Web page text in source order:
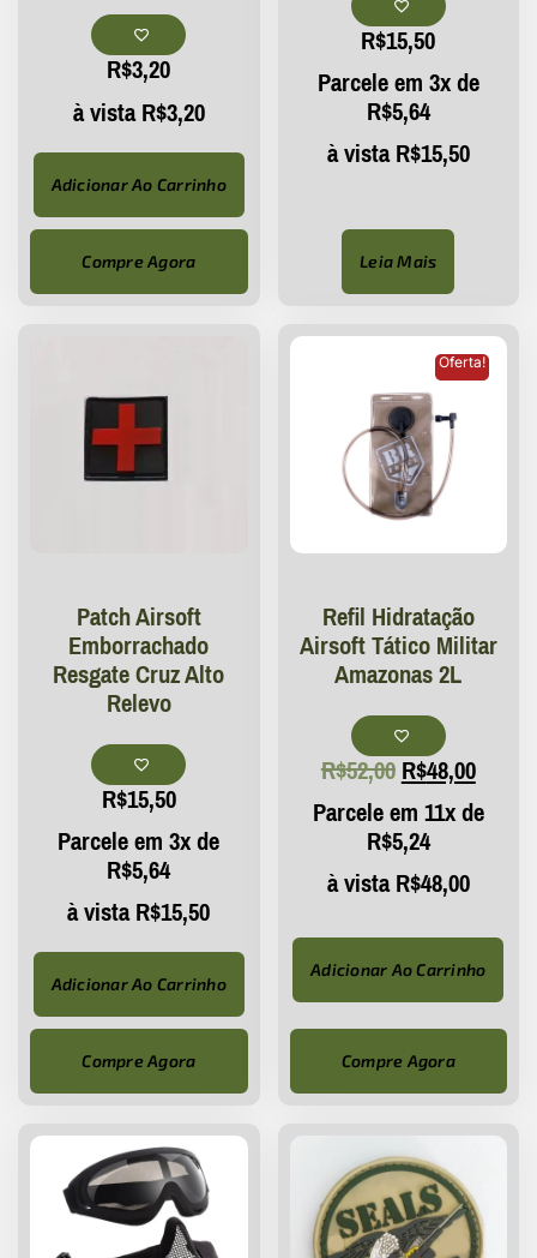
R$3,20
à vistaR$3,20
Adicionar Ao Carrinho
Compre Agora
R$15,50
Parcele em 3x de
R$5,64
à vistaR$15,50
Leia Mais
Patch Airsoft
Emborrachado
Resgate Cruz Alto
Relevo
R$15,50
Parcele em 3x de
R$5,64
à vistaR$15,50
Adicionar Ao Carrinho
Compre Agora
Oferta!
Refil Hidratação
Airsoft Tático Militar
Amazonas 2L
R$52,00R$48,00
Parcele em 11x de
R$5,24
à vistaR$48,00
Adicionar Ao Carrinho
Compre Agora